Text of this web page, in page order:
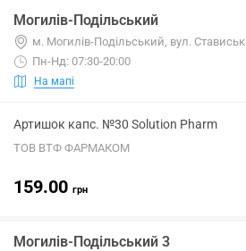
Могилів-Подільський
м. Могилів-Подільський, вул.
Пн-Нд: 07:30-20:00
На мапі
Артишок капс. №30 Solution Pharm
ТОВ ВТФ ФАРМАКОМ
159.00 грн
Могилів-Подільський 3